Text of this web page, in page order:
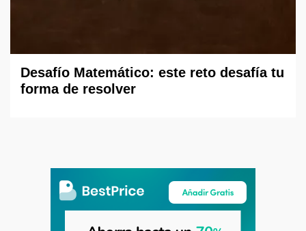
Desafío Matemático: este reto desafía tu
forma de resolver